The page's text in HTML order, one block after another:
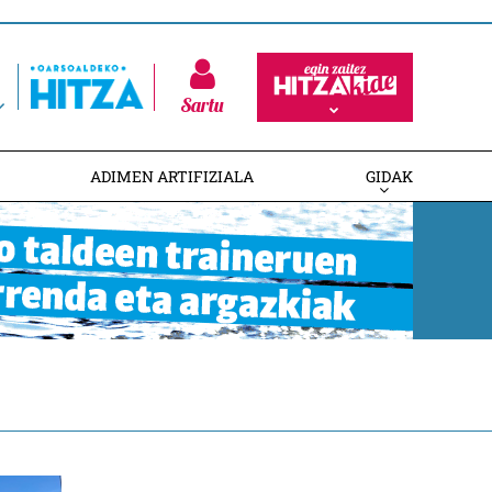
Sartu
ADIMEN ARTIFIZIALA GIDAK